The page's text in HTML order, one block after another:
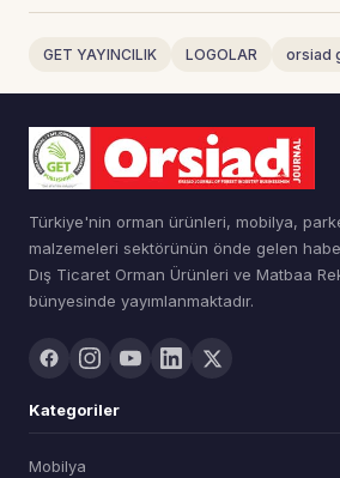
GET YAYINCILIK LOGOLAR orsiad
Türkiye'nin orman ürünleri, mobilya,
malzemeleri sektörünün önde gelen
Dış Ticaret Orman Ürünleri ve Matbaa
bünyesinde yayımlanmaktadır.
Kategoriler
Mobilya